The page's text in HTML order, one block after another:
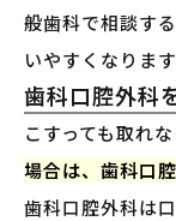
般歯科で相談す
いやすくなります
歯科口腔外科
こすっても取れ
場合は、歯科口
歯科口腔外科は